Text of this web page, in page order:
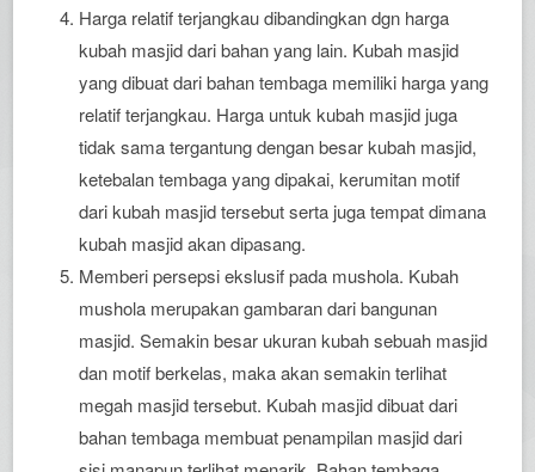
Harga relatif terjangkau dibandingkan dgn harga
kubah masjid dari bahan yang lain. Kubah masjid
yang dibuat dari bahan tembaga memiliki harga yang
relatif terjangkau. Harga untuk kubah masjid juga
tidak sama tergantung dengan besar kubah masjid,
ketebalan tembaga yang dipakai, kerumitan motif
dari kubah masjid tersebut serta juga tempat dimana
kubah masjid akan dipasang.
Memberi persepsi ekslusif pada mushola. Kubah
mushola merupakan gambaran dari bangunan
masjid. Semakin besar ukuran kubah sebuah masjid
dan motif berkelas, maka akan semakin terlihat
megah masjid tersebut. Kubah masjid dibuat dari
bahan tembaga membuat penampilan masjid dari